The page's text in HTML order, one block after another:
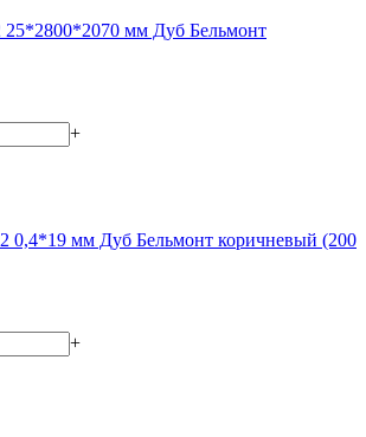
мм Дуб Бельмонт
+
0,4*19 мм Дуб Бельмонт коричневый (200
+